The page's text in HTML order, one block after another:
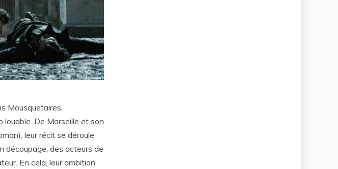
Mousquetaires,
louable. De Marseille et son
leur récit se déroule
découpage, des acteurs de
En cela, leur ambition